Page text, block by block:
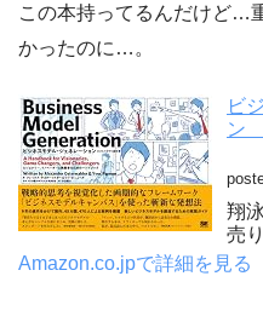
この本持ってるんだけど
かったのに…。
ビ
ン
翔
売
Amazon.co.jpで詳細を見る